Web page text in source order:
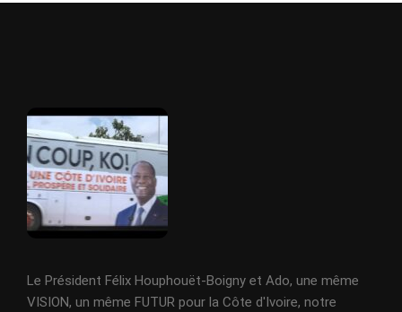
Le Président Félix Houphouët-Boigny et Ado, une même
VISION, un même FUTUR pour la Côte d'Ivoire, notre